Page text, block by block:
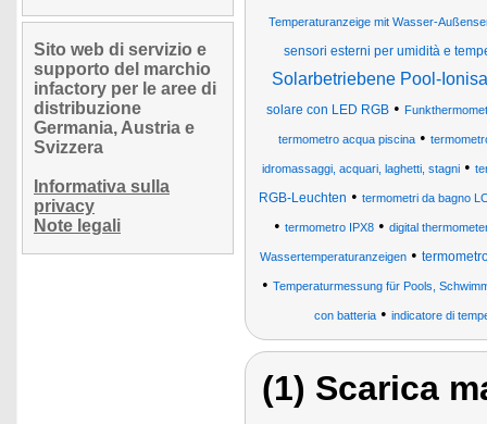
Sito web di servizio e
supporto del marchio
infactory per le aree di
distribuzione
Germania, Austria e
Svizzera
Informativa sulla
privacy
Note legali
Temperaturanzeige mit Wasser-
sensori esterni per umidità e
Solarbetriebene Pool-
solare con LED RGB •
termometro acqua piscina•
idromassaggi, acquari, laghetti, stagni •
RGB-Leuchten • termometri da bagno
• termometro IPX8 • digital
Wassertemperaturanzeigen •
• Temperaturmessung für Pools,
con batteria• indicatore di
(1) Scarica